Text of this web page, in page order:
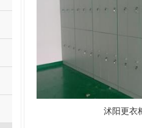
沭阳更衣